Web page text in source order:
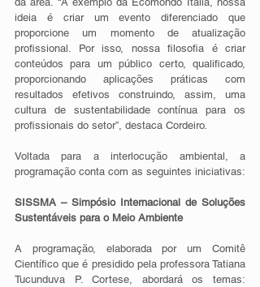
ideia é criar um evento diferenciado que
proporcione um momento de atualização
profissional. Por isso, nossa filosofia é criar
conteúdos para um público certo, qualificado,
proporcionando aplicações práticas com
resultados efetivos construindo, assim, uma
cultura de sustentabilidade contínua para os
profissionais do setor”, destaca Cordeiro.
Voltada para a interlocução ambiental, a
programação conta com as seguintes iniciativas:
SISSMA – Simpósio Internacional de Soluções
Sustentáveis para o Meio Ambiente
A programação, elaborada por um Comitê
Científico que é presidido pela professora Tatiana
Tucunduva P. Cortese, abordará os temas: